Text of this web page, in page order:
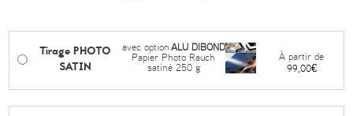
Tirage PHOTO
SATIN
avec option ALU DIBOND
Papier Photo Rauch
satiné 250 g
À partir de
99,00€